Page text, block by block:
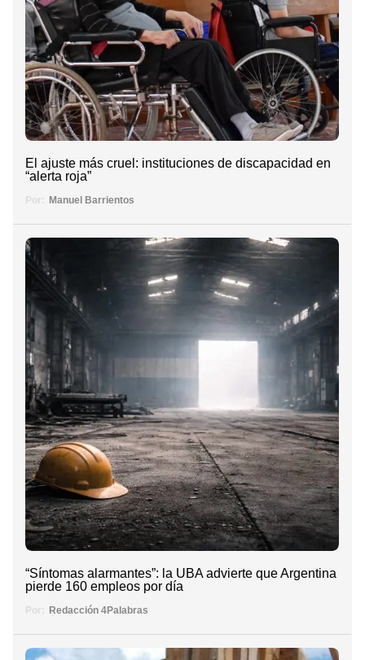
El ajuste más cruel: instituciones de discapacidad en
“alerta roja”
Por: Manuel Barrientos
“Síntomas alarmantes”: la UBA advierte que Argentina
pierde 160 empleos por día
Por: Redacción 4Palabras